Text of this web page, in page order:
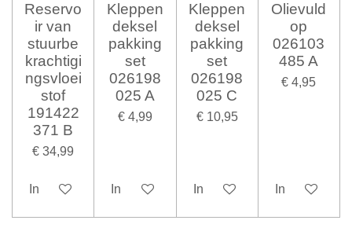
Reservo
ir van
stuurbe
krachtigi
ngsvloei
stof
191422
371 B
€ 34,99
In winkelwagen
Kleppen
deksel
pakking
set
026198
025 A
€ 4,99
In winkelwagen
Kleppen
deksel
pakking
set
026198
025 C
€ 10,95
In winkelwagen
Olievuld
op
026103
485 A
€ 4,95
In